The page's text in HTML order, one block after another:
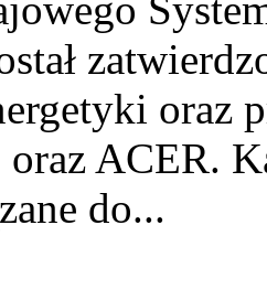
oraz
ACER.
do...